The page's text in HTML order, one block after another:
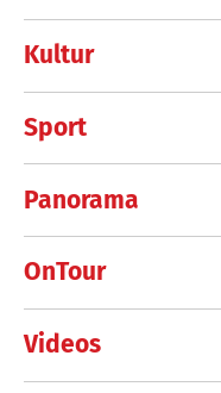
Kultur
Sport
Panorama
OnTour
Videos